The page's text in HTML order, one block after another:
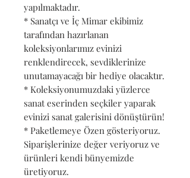
yapılmaktadır.
* Sanatçı ve İç Mimar ekibimiz
tarafından hazırlanan
koleksiyonlarımız evinizi
renklendirecek, sevdiklerinize
unutamayacağı bir hediye olacaktır.
* Koleksiyonumuzdaki yüzlerce
sanat eserinden seçkiler yaparak
evinizi sanat galerisini dönüştürün!
* Paketlemeye Özen gösteriyoruz.
Siparişlerinize değer veriyoruz ve
ürünleri kendi bünyemizde
üretiyoruz.